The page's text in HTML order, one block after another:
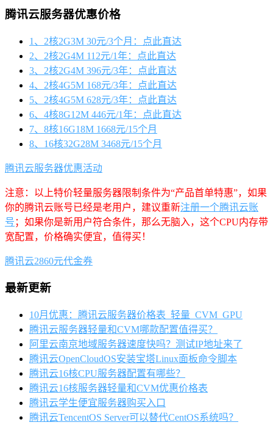
腾讯云服务器优惠价格
1、2核2G3M 30元/3个月：点此直达
2、2核2G4M 112元/1年：点此直达
3、2核2G4M 396元/3年：点此直达
4、2核4G5M 168元/3年：点此直达
5、2核4G5M 628元/3年：点此直达
6、4核8G12M 446元/1年：点此直达
7、8核16G18M 1668元/15个月
8、16核32G28M 3468元/15个月
腾讯云服务器优惠活动
注意：以上特价轻量服务器限制条件为“产品首单特惠”，如果
你的腾讯云账号已经是老用户，建议重新注册一个腾讯云账
号 ；如果你是新用户符合条件，那么无脑入，这个CPU内存带
宽配置，价格确实便宜，值得买！
腾讯云2860元代金券
最新更新
10月优惠：腾讯云服务器价格表_轻量_CVM_GPU
腾讯云服务器轻量和CVM哪款配置值得买？
阿里云南京地域服务器速度快吗？测试IP地址来了
腾讯云OpenCloudOS安装宝塔Linux面板命令脚本
腾讯云16核CPU服务器配置有哪些？
腾讯云16核服务器轻量和CVM优惠价格表
腾讯云学生便宜服务器购买入口
腾讯云TencentOS Server可以替代CentOS系统吗？